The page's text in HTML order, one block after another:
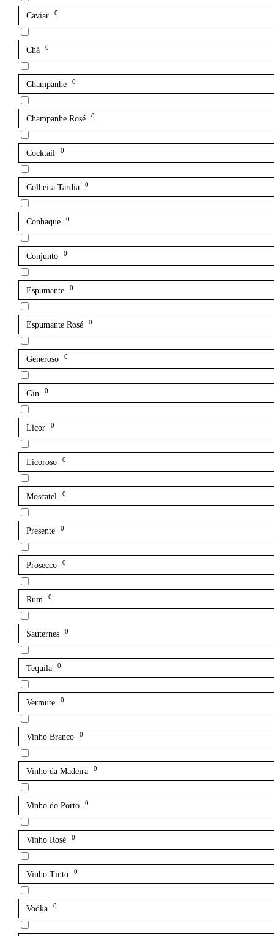
Caviar 0
Chá 0
Champanhe 0
Champanhe Rosé 0
Cocktail 0
Colheita Tardia 0
Conhaque 0
Conjunto 0
Espumante 0
Espumante Rosé 0
Generoso 0
Gin 0
Licor 0
Licoroso 0
Moscatel 0
Presente 0
Prosecco 0
Rum 0
Sauternes 0
Tequila 0
Vermute 0
Vinho Branco 0
Vinho da Madeira 0
Vinho do Porto 0
Vinho Rosé 0
Vinho Tinto 0
Vodka 0